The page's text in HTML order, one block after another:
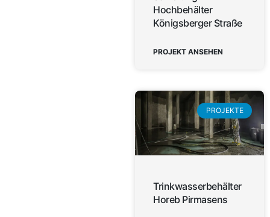
Hochbehälter
Königsberger Straße
PROJEKT ANSEHEN
PROJEKTE
Trinkwasserbehälter
Horeb Pirmasens